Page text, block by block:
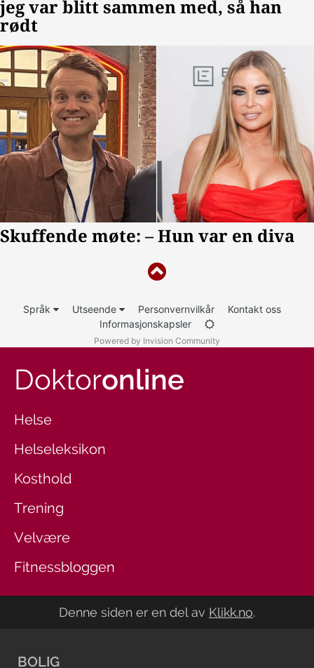
Språk Utseende Personvernvilkår
Kontakt oss
Informasjonskapsler
Powered by Invision Community
Doktoronline
Helse
Helseleksikon
Kosthold
Trening
Velvære
Fitnessbloggen
Denne siden er en del av Klikk.no.
BOLIG